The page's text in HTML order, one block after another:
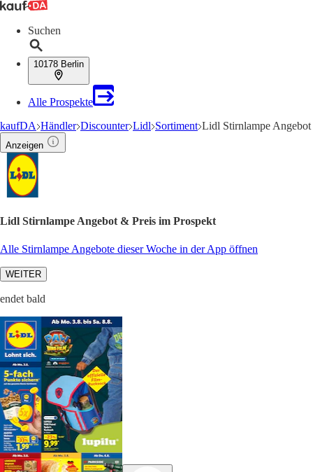
Suchen
10178 Berlin
Alle Prospekte
kaufDA Händler Discounter Lidl Sortiment Lidl Stirnlampe Angebot
Anzeigen
Lidl Stirnlampe Angebot & Preis im Prospekt
Alle Stirnlampe Angebote dieser Woche in der App öffnen
WEITER
endet bald